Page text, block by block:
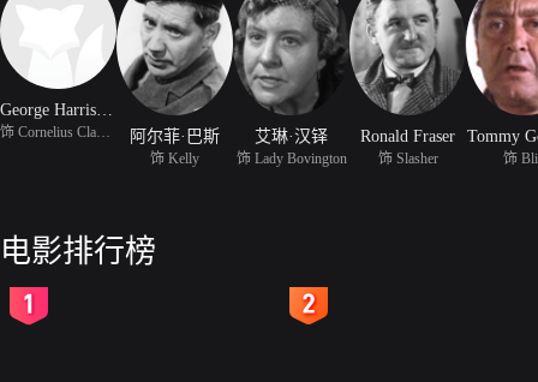
George Harrison Marks
饰 Cornelius Clapworthy 阿尔菲·巴斯
饰 Kelly
艾琳·汉铎
饰 Lady Bovington
Ronald Fraser
饰 Slasher
Tommy
饰
电影排行榜